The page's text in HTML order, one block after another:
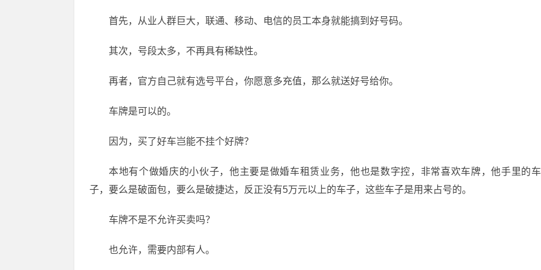
首先，从业人群巨大，联通、移动、电信的员工本身就能搞到好号码。
其次，号段太多，不再具有稀缺性。
再者，官方自己就有选号平台，你愿意多充值，那么就送好号给你。
车牌是可以的。
因为，买了好车岂能不挂个好牌？
本地有个做婚庆的小伙子，他主要是做婚车租赁业务，他也是数字控，非常喜欢车牌，他手里的车
子，要么是破面包，要么是破捷达，反正没有5万元以上的车子，这些车子是用来占号的。
车牌不是不允许买卖吗？
也允许，需要内部有人。